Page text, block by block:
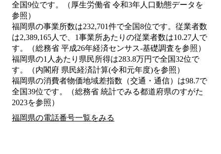
全国9位です。（厚生労働省 令和3年人口動態データを
参照）
福岡県の事業所数は232,701件で全国8位です。従業者数
は2,389,165人で、1事業所あたりの従業者数は10.27人で
す。（総務省 平成26年経済センサス‐基礎調査を参照）
福岡県の1人あたり県民所得は283.8万円で全国32位で
す。（内閣府 県民経済計算(令和元年度)を参照）
福岡県の消費者物価地域差指数（交通・通信）は98.7で
全国39位です。（総務省 統計でみる都道府県のすがた
2023を参照）
福岡県の電話番号一覧をみる